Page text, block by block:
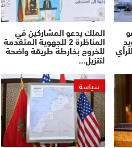
الملك يدعو المشاركين في
المناظرة 2 للجهوية المتقدمة
للخروج بخارطة طريقة واضحة
لتنزيل…
سياسة